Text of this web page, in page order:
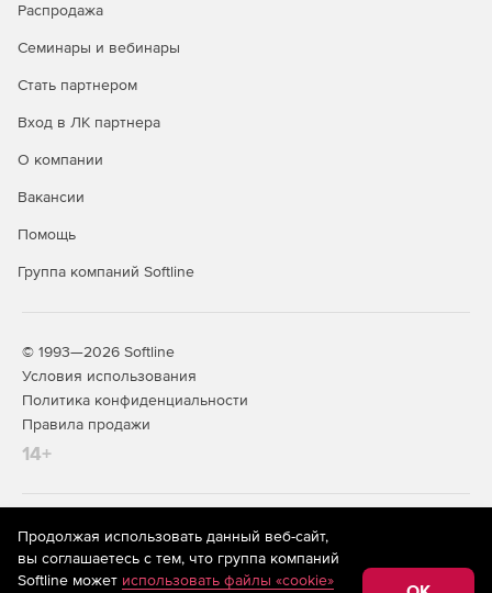
Отчетность – создание отчетов на базе данных
всего важного сетевого трафика. Генерация
Распродажа
Семинары и вебинары
Стать партнером
Вход в ЛК партнера
О компании
Вакансии
Помощь
Группа компаний Softline
© 1993—2026 Softline
Условия использования
Политика конфиденциальности
Правила продажи
14+
На информационном ресурсе store.softline.ru применяются
рекомендательные технологии
(информационные технологии
предоставления информации на основе сбора,
систематизации и анализа сведений, относящихся к
Продолжая использовать данный веб-сайт,
вы соглашаетесь с тем, что группа компаний
Softline может использовать файлы «cookie»